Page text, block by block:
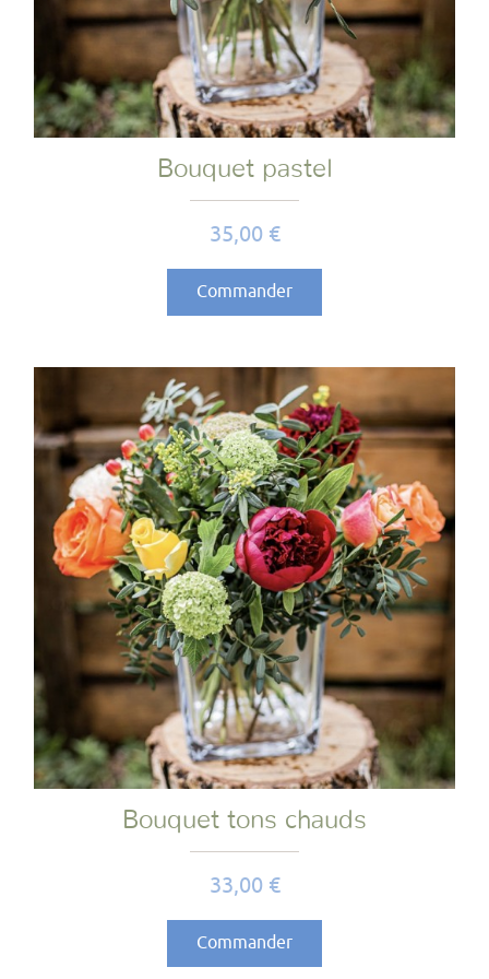
Bouquet pastel
Prix
35,00 €
Commander
Bouquet tons chauds
Prix
33,00 €
Commander